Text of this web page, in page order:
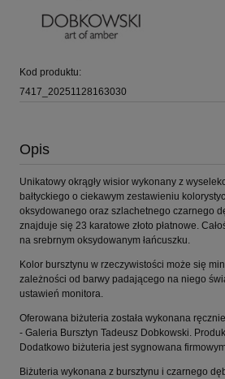
Kod produktu:
7417_20251128163030
Opis
Unikatowy okrągły wisior wykonany z
bałtyckiego o ciekawym zestawieniu
oksydowanego oraz szlachetnego czarnego
znajduje się 23 karatowe złoto płatnowe.
na srebrnym oksydowanym łańcuszku.
Kolor bursztynu w rzeczywistości może się
zależności od barwy padającego na niego
ustawień monitora.
Oferowana biżuteria została wykonana
- Galeria Bursztyn Tadeusz Dobkowski.
Dodatkowo biżuteria jest sygnowana
Biżuteria wykonana z bursztynu i czarnego